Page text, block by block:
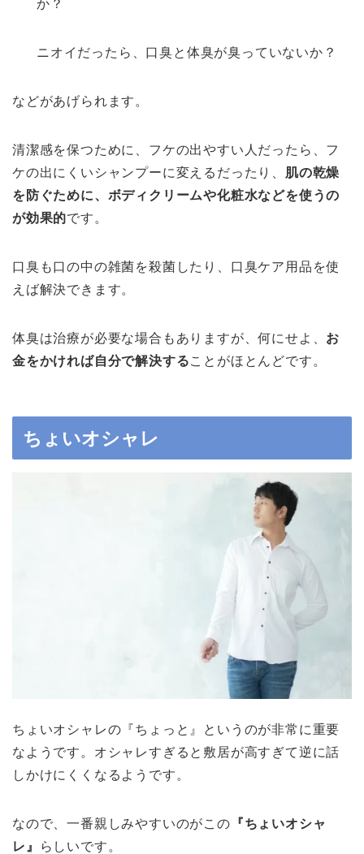
か？
ニオイだったら、口臭と体臭が臭っていないか？
などがあげられます。
清潔感を保つために、フケの出やすい人だったら、フ
ケの出にくいシャンプーに変えるだったり、 肌の乾燥
を防ぐために、ボディクリームや化粧水などを使うの
が効果的です。
口臭も口の中の雑菌を殺菌したり、口臭ケア用品を使
えば解決できます。
体臭は治療が必要な場合もありますが、何にせよ、 お
金をかければ自分で解決することがほとんどです。
ちょいオシャレ
ちょいオシャレの『ちょっと』というのが非常に重要
なようです。オシャレすぎると敷居が高すぎて逆に話
しかけにくくなるようです。
なので、一番親しみやすいのがこの 『ちょいオシャ
レ』
らしいです。